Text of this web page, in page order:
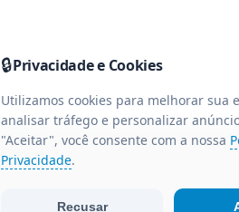
🔒Privacidade e Cookies
Utilizamos cookies para melhorar sua
analisar tráfego e personalizar
"Aceitar", você consente com a nossa
Privacidade.
Recusar